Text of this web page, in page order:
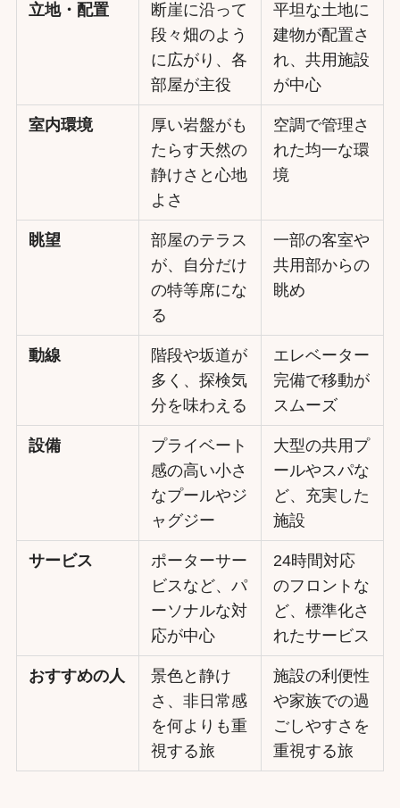
立地・配置
断崖に沿って
段々畑のよう
に広がり、各
部屋が主役
平坦な土地に
建物が配置さ
れ、共用施設
が中心
室内環境
厚い岩盤がも
たらす天然の
静けさと心地
よさ
空調で管理さ
れた均一な環
境
眺望
部屋のテラス
が、自分だけ
の特等席にな
る
一部の客室や
共用部からの
眺め
動線
階段や坂道が
多く、探検気
分を味わえる
エレベーター
完備で移動が
スムーズ
設備
プライベート
感の高い小さ
なプールやジ
ャグジー
大型の共用プ
ールやスパな
ど、充実した
施設
サービス
ポーターサー
ビスなど、パ
ーソナルな対
応が中心
24時間対応
のフロントな
ど、標準化さ
れたサービス
おすすめの人
景色と静け
さ、非日常感
を何よりも重
視する旅
施設の利便性
や家族での過
ごしやすさを
重視する旅